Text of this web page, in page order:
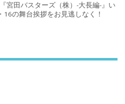
宮田バスターズ（株）-大長編-』い
の舞台挨拶をお見逃しなく！